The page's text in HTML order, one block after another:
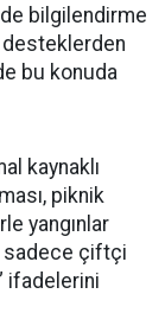
bilgilendirme
desteklerden
bu konuda
kaynaklı
piknik
yangınlar
sadece çiftçi
ifadelerini